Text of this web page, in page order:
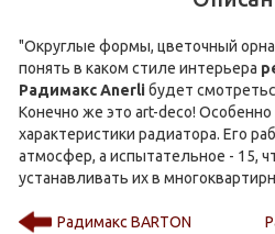
"Округлые формы, цветочный
понять в каком стиле интерьера
Радимакс Anerliбудет
Конечно же это art-deco!
характеристики радиатора. Его
атмосфер, а испытательное - 15,
устанавливать их в
Радимакс BARTON